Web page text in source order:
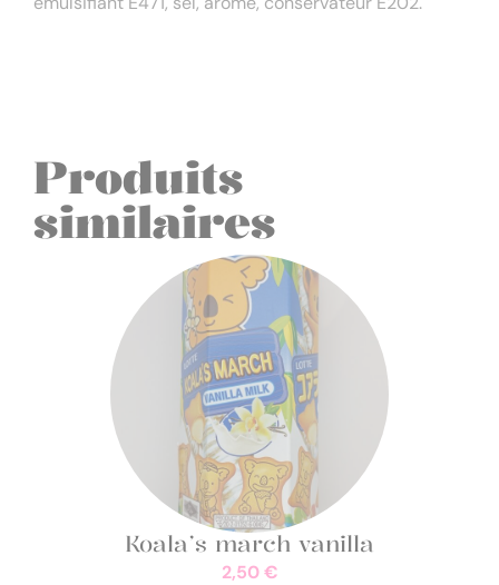
Produits
similaires
Koala’s march vanilla
2,50€